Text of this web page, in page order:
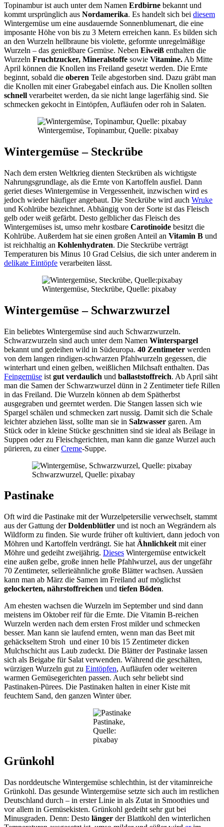
Topinambur ist auch unter dem Namen Erdbirne bekannt und
kommt ursprünglich aus Nordamerika. Es handelt sich bei diesem
Wintergemüse um eine ausdauernde Sonnenblumenart, die eine
imposante Höhe von bis zu 3 Metern erreichen kann. Es bilden sich
an den Wurzeln hellbraune bis violette, geformte unregelmäßige
Wurzeln – das genießbare Gemüse. Neben Eiweiß enthalten die
Wurzeln Fruchtzucker, Mineralstoffe sowie Vitamine. Ab Mitte
April können die Knollen ins Freiland gesetzt werden. Die Ernte
beginnt, sobald die oberen Teile abgestorben sind. Dazu gräbt man
die Knollen mit einer Grabegabel einfach aus. Die Knollen sollten
schnell verarbeitet werden, da sie nicht lange lagerfähig sind. Sie
schmecken gekocht in Eintöpfen, Aufläufen oder roh in Salaten.
Wintergemüse, Topinambur, Quelle: pixabay
Wintergemüse – Steckrübe
Nach dem ersten Weltkrieg dienten Steckrüben als wichtigste
Nahrungsgrundlage, als die Ernte von Kartoffeln ausfiel. Dann
geriet dieses Wintergemüse in Vergessenheit, inzwischen wird es
jedoch wieder häufiger angebaut. Die Steckrübe wird auch Wruke
und Kohlrübe bezeichnet. Abhängig von der Sorte ist das Fleisch
gelb oder weiß gefärbt. Desto gelblicher das Fleisch des
Wintergemüses ist, umso mehr kostbare Carotinoide besitzt die
Kohlrübe. Außerdem hat sie einen großen Anteil an Vitamin B und
ist reichhaltig an Kohlenhydraten. Die Steckrübe verträgt
Temperaturen bis Minus 10 Grad Celsius, die sich unter anderem in
delikate Eintöpfe verarbeiten lässt.
Wintergemüse, Steckrübe, Quelle: pixabay
Wintergemüse – Schwarzwurzel
Ein beliebtes Wintergemüse sind auch Schwarzwurzeln.
Schwarzwurzeln sind auch unter dem Namen Winterspargel
bekannt und gedeihen wild in Südeuropa. 40 Zentimeter werden
von dem langen rindigen-schwarzen Pfahlwurzeln gegessen, die
winterhart und einen gelben, weißlichen Milchsaft enthalten. Das
Feingemüse ist gut verdaulich und ballaststoffreich. Ab April säht
man die Samen der Schwarzwurzel dünn in 2 Zentimeter tiefe Rillen
in das Freiland. Die Wurzeln können ab dem Spätherbst
ausgegraben und geerntet werden. Die Stangen lassen sich wie
Spargel schälen und schmecken zart nussig. Damit sich die Schale
leichter abziehen lässt, sollte man sie in Salzwasser garen. Am
Stück oder in kleine Stücke geschnitten sind sie ideal als Beilage in
Suppen oder zu Fleischgerichten, man kann die ganze Wurzel auch
pürieren, zu einerCreme-Suppe.
Schwarzwurzel, Quelle: pixabay
Pastinake
Oft wird die Pastinake mit der Wurzelpetersilie verwechselt, stammt
aus der Gattung derDoldenblütler und ist noch an Wegrändern als
Wildform zu finden. Sie wurde früher oft kultiviert, dann jedoch von
Möhren und Kartoffeln verdrängt. Sie hat Ähnlichkeit mit einer
Möhre und gedeiht zweijährig. Dieses Wintergemüse entwickelt
eine außen gelbe, große innen helle Pfahlwurzel, aus der ungefähr
70 Zentimeter, sellerieähnliche große Blätter wachsen. Aussäen
kann man ab März die Samen im Freiland auf möglichst
gelockerten, nährstoffreichen und tiefen Böden.
Am ehesten wachsen die Wurzeln im September und sind dann
meistens im Oktober reif für die Ernte. Die Vitamin B-reichen
Wurzeln werden nach dem ersten Frost milder und schmecken
besser. Man kann sie laufend ernten, wenn man das Beet mit
gehäckseltem Stroh und einer 10 bis 15 Zentimeter dicken
Mulchschicht aus Laub zudeckt. Die Blätter der Pastinake lassen
sich als Beigabe für Salat verwenden. Während die geschälten,
würzigen Wurzeln gut zu Eintöpfen, Aufläufen oder weiteren
warmen Gemüsegerichten passen. Auch sehr beliebt sind
Pastinaken-Pürees. Die Pastinaken halten in einer Kiste mit
feuchtem Sand, den ganzen Winter über.
Pastinake,
Quelle:
pixabay
Grünkohl
Das norddeutsche Wintergemüse schlechthin, ist der vitaminreiche
Grünkohl. Das gesunde Wintergemüse setzte sich auch im restlichen
Deutschland durch – in erster Linie in als Zutat in Smoothies und
vor allem in Gemüsekisten. Grünkohl gedeiht sehr gut bei
Minusgraden. Denn: Desto länger der Blattkohl den winterlichen